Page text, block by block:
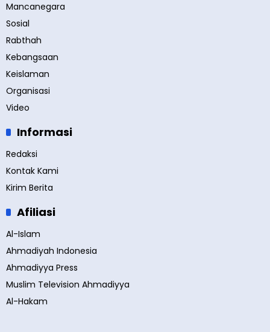
Mancanegara
Sosial
Rabthah
Kebangsaan
Keislaman
Organisasi
Video
Informasi
Redaksi
Kontak Kami
Kirim Berita
Afiliasi
Al-Islam
Ahmadiyah Indonesia
Ahmadiyya Press
Muslim Television Ahmadiyya
Al-Hakam